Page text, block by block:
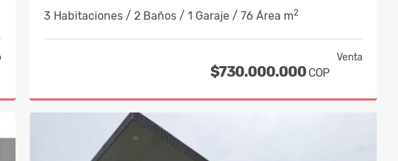
3 Habitaciones / 2 Baños / 1 Garaje / 76 Área m2
Venta
$730.000.000 COP